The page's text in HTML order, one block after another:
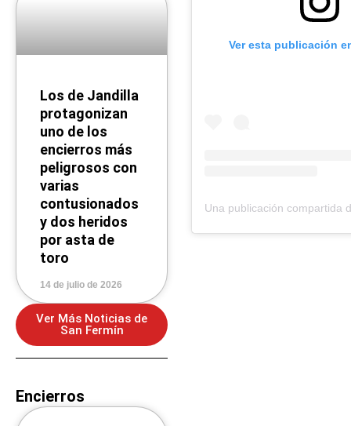
Los de Jandilla
protagonizan
uno de los
encierros más
peligrosos con
varias
contusionados
y dos heridos
por asta de
toro
14 de julio de 2026
Ver Más Noticias de
San Fermín
Encierros
Ver esta publicación